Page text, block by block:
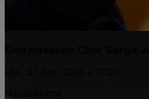
Don Kosaken Chor